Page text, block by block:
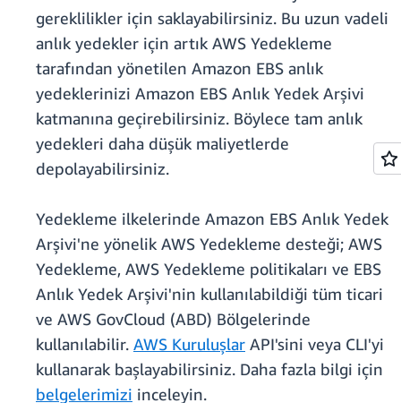
gereklilikler için saklayabilirsiniz. Bu uzun vadeli
anlık yedekler için artık AWS Yedekleme
tarafından yönetilen Amazon EBS anlık
yedeklerinizi Amazon EBS Anlık Yedek Arşivi
katmanına geçirebilirsiniz. Böylece tam anlık
yedekleri daha düşük maliyetlerde
depolayabilirsiniz.
Yedekleme ilkelerinde Amazon EBS Anlık Yedek
Arşivi'ne yönelik AWS Yedekleme desteği; AWS
Yedekleme, AWS Yedekleme politikaları ve EBS
Anlık Yedek Arşivi'nin kullanılabildiği tüm ticari
ve AWS GovCloud (ABD) Bölgelerinde
kullanılabilir. AWS Kuruluşlar API'sini veya CLI'yi
kullanarak başlayabilirsiniz. Daha fazla bilgi için
belgelerimizi inceleyin.